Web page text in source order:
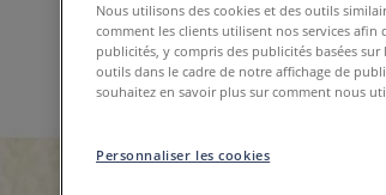
Nous utilisons des cookies et des outils
comment les clients utilisent nos services
publicités, y compris des publicités basées sur
outils dans le cadre de notre affichage de
souhaitez en savoir plus sur comment nous
Personnaliser les cookies